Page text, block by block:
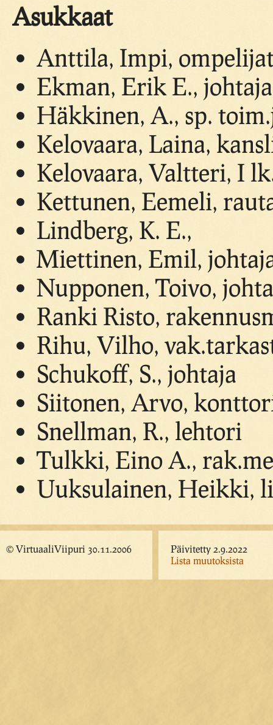
Asukkaat
Anttila, Impi,
Ekman, Erik E., johtaja
Häkkinen, A., sp.
Kelovaara, Laina,
Kelovaara, Valtteri, I
Kettunen, Eemeli,
Lindberg, K. E.,
Miettinen, Emil,
Nupponen, Toivo,
Ranki Risto,
Rihu, Vilho,
Schukoff, S., johtaja
Siitonen, Arvo,
Snellman, R., lehtori
Tulkki, Eino A.,
Uuksulainen, Heikki,
© VirtuaaliViipuri 30.11.2006
Päivitetty 2.9.2022
Lista muutoksista